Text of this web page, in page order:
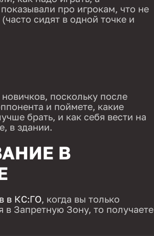
про игрокам, что не
сидят в одной точке и
поскольку после
и поймете, какие
брать, и как себя вести на
в здании.
В
в КС:ГО, когда вы только
в Запретную Зону, то получаете